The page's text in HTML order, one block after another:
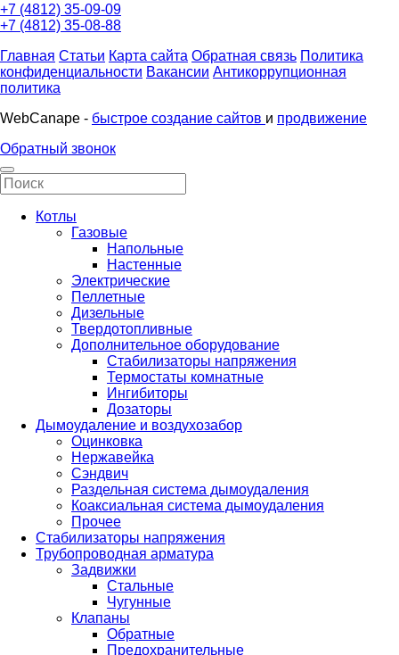
+7 (4812) 35-09-09
+7 (4812) 35-08-88
Главная Статьи Карта сайта Обратная связь Политика
конфиденциальности Вакансии Антикоррупционная
политика
WebCanape - быстрое создание сайтов и продвижение
Обратный звонок
Котлы
Газовые
Напольные
Настенные
Электрические
Пеллетные
Дизельные
Твердотопливные
Дополнительное оборудование
Стабилизаторы напряжения
Термостаты комнатные
Ингибиторы
Дозаторы
Дымоудаление и воздухозабор
Оцинковка
Нержавейка
Сэндвич
Раздельная система дымоудаления
Коаксиальная система дымоудаления
Прочее
Стабилизаторы напряжения
Трубопроводная арматура
Задвижки
Стальные
Чугунные
Клапаны
Обратные
Предохранительные